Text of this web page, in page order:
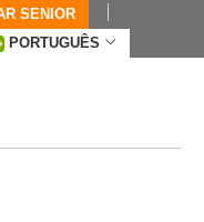
SENIOR
PORTUGUÊS